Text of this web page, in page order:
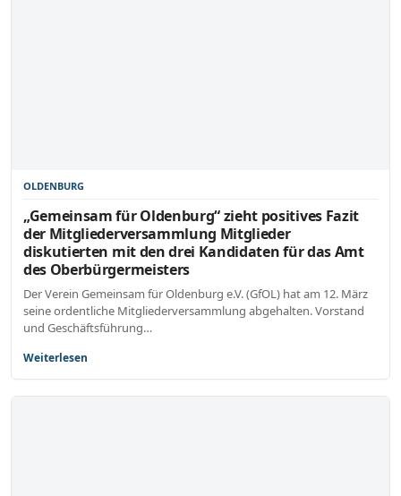
OLDENBURG
„Gemeinsam für Oldenburg“ zieht positives Fazit
der Mitgliederversammlung Mitglieder
diskutierten mit den drei Kandidaten für das Amt
des Oberbürgermeisters
Der Verein Gemeinsam für Oldenburg e.V. (GfOL) hat am 12. März
seine ordentliche Mitgliederversammlung abgehalten. Vorstand
und Geschäftsführung…
Weiterlesen